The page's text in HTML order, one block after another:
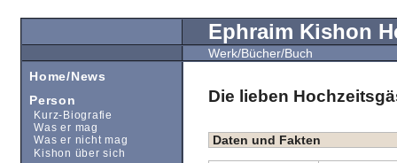
Ephraim Kishon
Werk/Bücher/Buch
Die lieben
Daten und Fakten
Home/News
Person
Kurz-Biografie
Was er mag
Was er nicht mag
Kishon über sich